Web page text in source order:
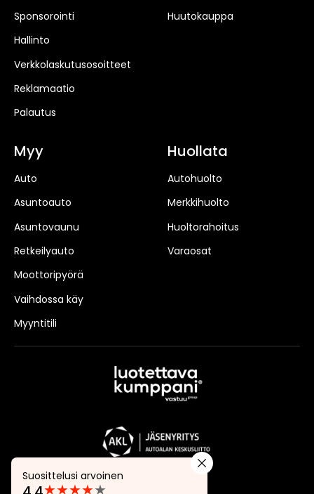
Suosittelusi arvoinen
★★★★★
Sponsorointi
Hallinto
Verkkolaskutusosoitteet
Reklamaatio
Palautus
Huutokauppa
Myy
Auto
Asuntoauto
Asuntovaunu
Retkeilyauto
Moottoripyörä
Vaihdossa käy
Myyntitili
Huollata
Autohuolto
Merkkihuolto
Huoltorahoitus
Varaosat